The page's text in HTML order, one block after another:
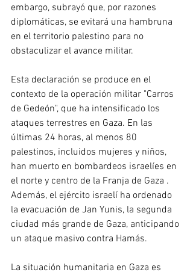
embargo, subrayó que, por razones
diplomáticas, se evitará una hambruna
en el territorio palestino para no
obstaculizar el avance militar.
Esta declaración se produce en el
contexto de la operación militar "Carros
de Gedeón", que ha intensificado los
ataques terrestres en Gaza. En las
últimas 24 horas, al menos 80
palestinos, incluidos mujeres y niños,
han muerto en bombardeos israelíes en
el norte y centro de la Franja de Gaza .
Además, el ejército israelí ha ordenado
la evacuación de Jan Yunis, la segunda
ciudad más grande de Gaza, anticipando
un ataque masivo contra Hamás.
La situación humanitaria en Gaza es